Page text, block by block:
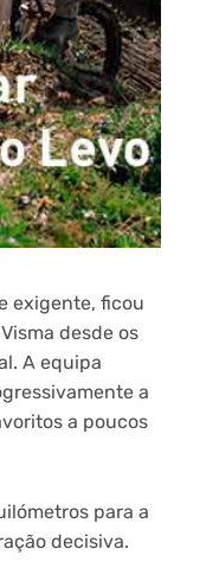
exigente, ficou
desde os
A equipa
a
a poucos
para a
decisiva.